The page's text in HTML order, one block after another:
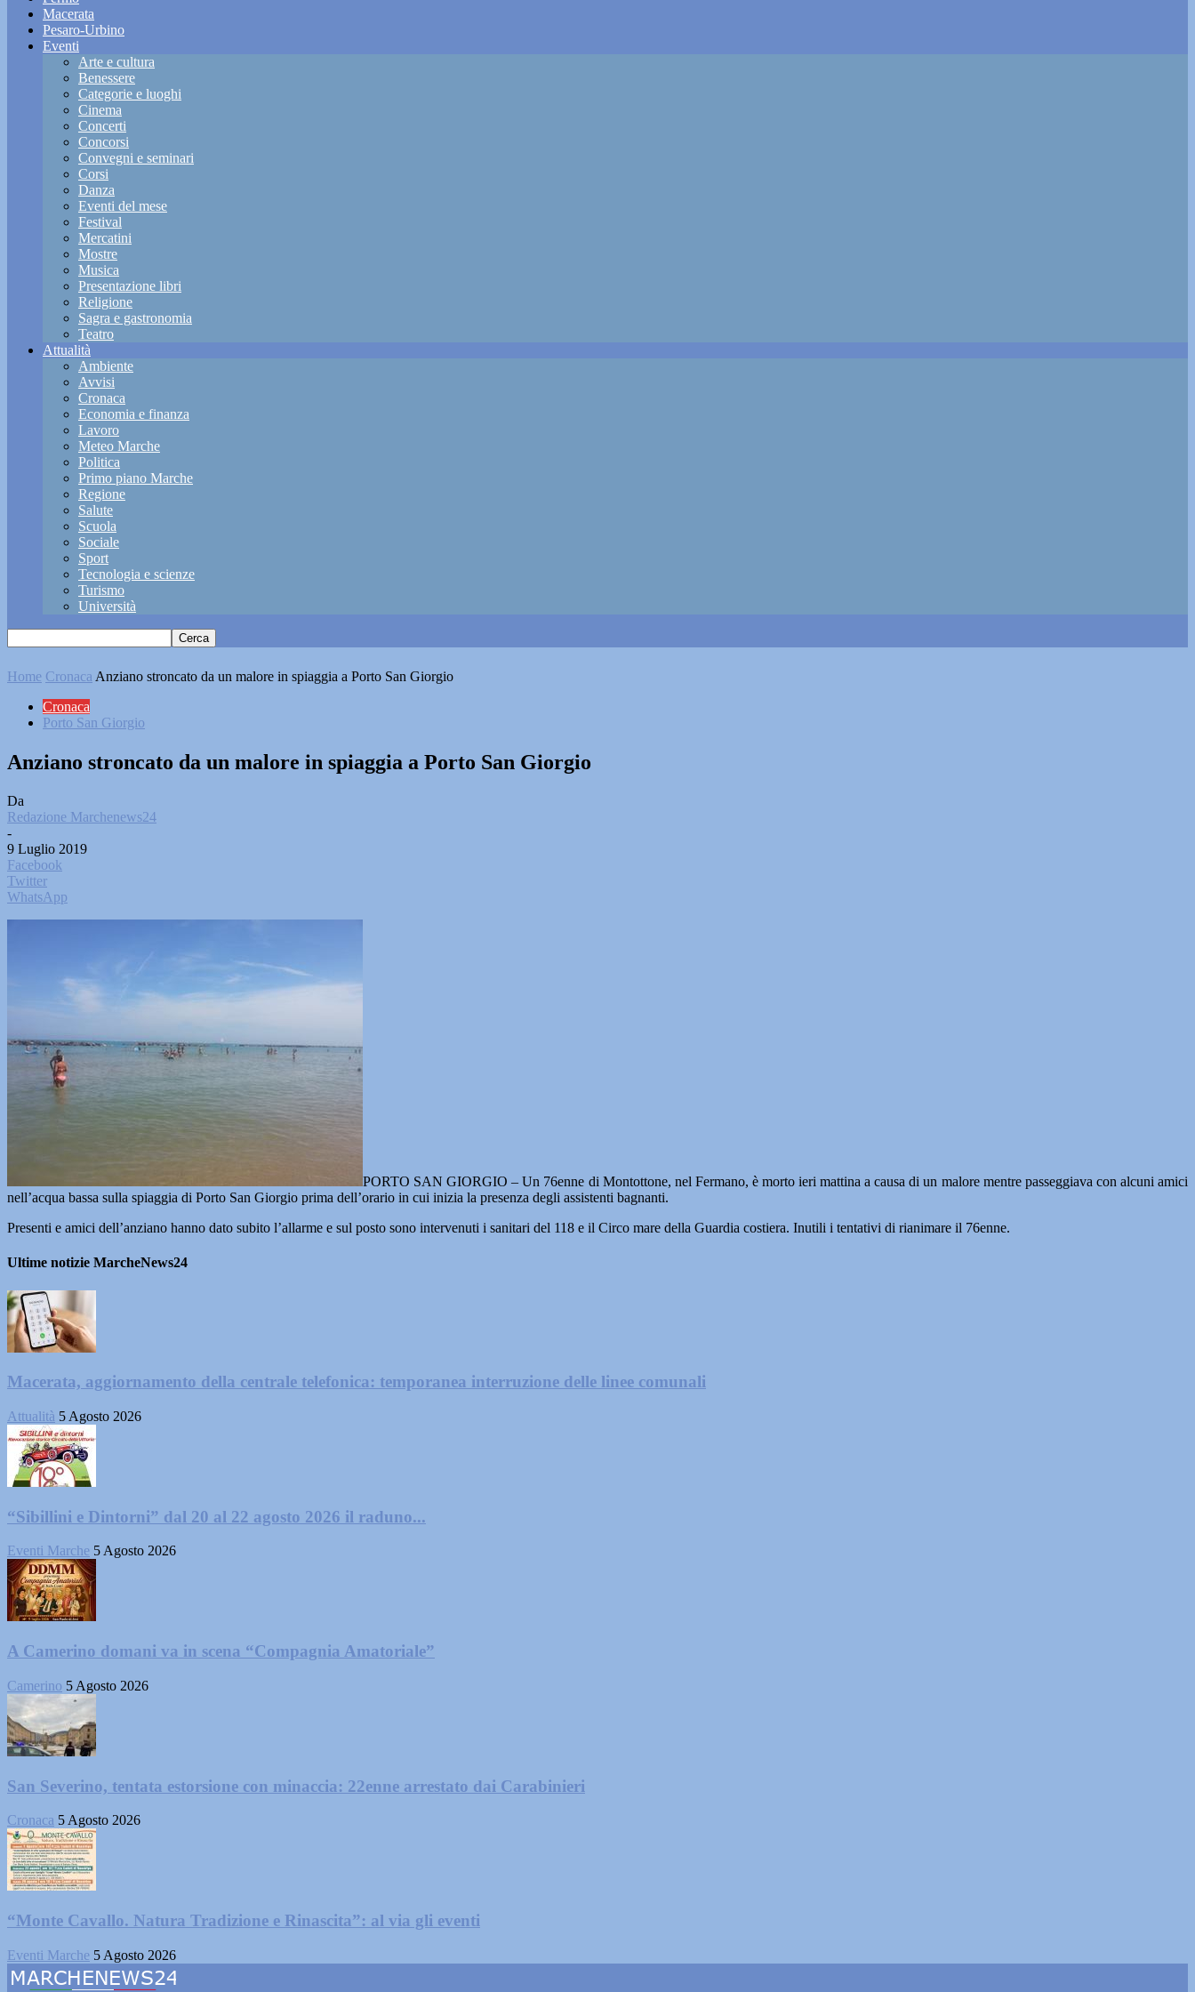
Macerata
Pesaro-Urbino
Eventi
Arte e cultura
Benessere
Categorie e luoghi
Cinema
Concerti
Concorsi
Convegni e seminari
Corsi
Danza
Eventi del mese
Festival
Mercatini
Mostre
Musica
Presentazione libri
Religione
Sagra e gastronomia
Teatro
Attualità
Ambiente
Avvisi
Cronaca
Economia e finanza
Lavoro
Meteo Marche
Politica
Primo piano Marche
Regione
Salute
Scuola
Sociale
Sport
Tecnologia e scienze
Turismo
Università
Home Cronaca Anziano stroncato da un malore in spiaggia a Porto San Giorgio
Cronaca
Porto San Giorgio
Anziano stroncato da un malore in spiaggia a Porto San Giorgio
Da
Redazione Marchenews24
-
9 Luglio 2019
Facebook
Twitter
WhatsApp
PORTO SAN GIORGIO – Un 76enne di Montottone, nel Fermano, è morto ieri mattina a causa di un malore mentre passeggiava con alcuni amici
nell’acqua bassa sulla spiaggia di Porto San Giorgio prima dell’orario in cui inizia la presenza degli assistenti bagnanti.
Presenti e amici dell’anziano hanno dato subito l’allarme e sul posto sono intervenuti i sanitari del 118 e il Circo mare della Guardia costiera. Inutili i tentativi di rianimare il 76enne.
Ultime notizie MarcheNews24
Macerata, aggiornamento della centrale telefonica: temporanea interruzione delle linee comunali
Attualità 5 Agosto 2026
“Sibillini e Dintorni” dal 20 al 22 agosto 2026 il raduno...
Eventi Marche 5 Agosto 2026
A Camerino domani va in scena “Compagnia Amatoriale”
Camerino 5 Agosto 2026
San Severino, tentata estorsione con minaccia: 22enne arrestato dai Carabinieri
Cronaca 5 Agosto 2026
“Monte Cavallo. Natura Tradizione e Rinascita”: al via gli eventi
Eventi Marche 5 Agosto 2026